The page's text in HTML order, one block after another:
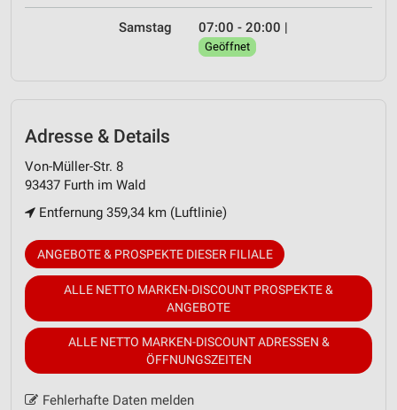
Samstag 07:00 - 20:00 |
Geöffnet
Adresse & Details
Von-Müller-Str. 8
93437 Furth im Wald
Entfernung 359,34 km (Luftlinie)
ANGEBOTE & PROSPEKTE DIESER FILIALE
ALLE NETTO MARKEN-DISCOUNT PROSPEKTE &
ANGEBOTE
ALLE NETTO MARKEN-DISCOUNT ADRESSEN &
ÖFFNUNGSZEITEN
Fehlerhafte Daten melden